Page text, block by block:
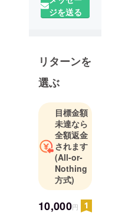
ジを送る
リターンを
選ぶ
目標金額
未達なら
全額返金
されます
(All-or-
Nothing
方式)
10,000円